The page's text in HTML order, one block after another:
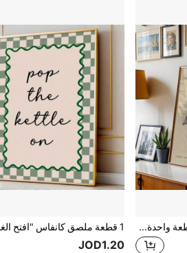
لوحة سمكة الكوي السوداء قطعة واحدة، ديكور جداري بالطراز الياباني، لوحة فنية عتيقة، ديكور جداري أنيق، ملصق سمكة الكوي، لوحة فنية يابانية، مناسبة لديكور المنزل، ديكور الغرفة، ديكور غرفة النوم، ديكور غرفة المعيشة، ديكور الحمام، ديكور الجدران، خيار لوحة فنية جدارية مع إطار.
JOD1.20